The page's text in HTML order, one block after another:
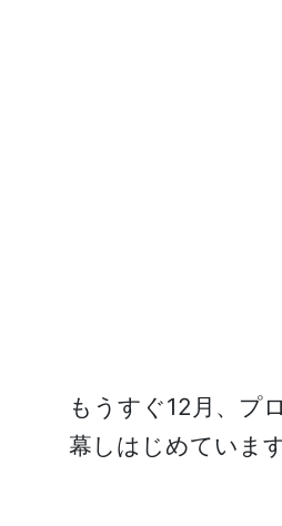
もうすぐ12月、プ
幕しはじめています